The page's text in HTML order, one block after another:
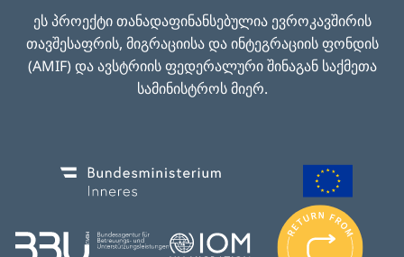
ეს პროექტი თანადაფინანსებულია ევროკავშირის
თავშესაფრის, მიგრაციისა და ინტეგრაციის ფონდის
(AMIF) და ავსტრიის ფედერალური შინაგან საქმეთა
სამინისტროს მიერ.
Image Image
Image Image